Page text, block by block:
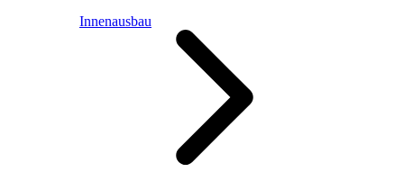
Innenausbau